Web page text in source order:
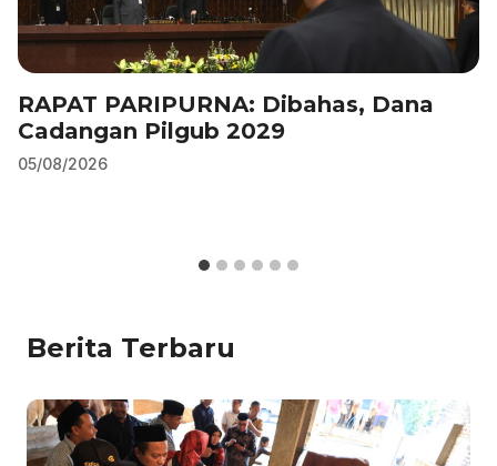
RAPAT PARIPURNA: Dibahas, Dana
Cadangan Pilgub 2029
05/08/2026
Berita Terbaru